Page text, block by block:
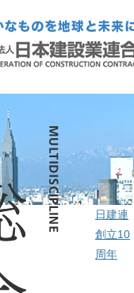
日建連
創立10
周年